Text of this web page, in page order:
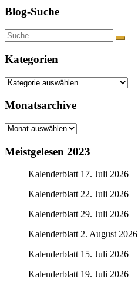
Blog-Suche
Suche
nach:
Kategorien
Kategorien
Monatsarchive
Monatsarchive
Meistgelesen 2023
Kalenderblatt 17. Juli 2026
Kalenderblatt 22. Juli 2026
Kalenderblatt 29. Juli 2026
Kalenderblatt 2. August 2026
Kalenderblatt 15. Juli 2026
Kalenderblatt 19. Juli 2026